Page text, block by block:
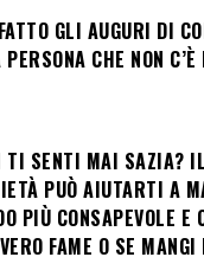
GLI AUGURI DI
PERSONA CHE NON
TI SENTI MAI SAZIA?
PUÒ AIUTARTI A
PIÙ CONSAPEVOLE E
FAME O SE